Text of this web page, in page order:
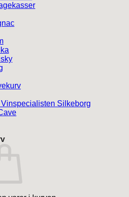
Vinspecialisten Silkeborg